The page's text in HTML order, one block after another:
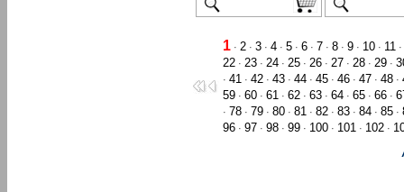
1 · 2 · 3 · 4 · 5 · 6 · 7 · 8 · 9 · 10 · 11 ·
22 · 23 · 24 · 25 · 26 · 27 · 28 · 29 ·
· 41 · 42 · 43 · 44 · 45 · 46 · 47 · 48 ·
59 · 60 · 61 · 62 · 63 · 64 · 65 · 66 ·
· 78 · 79 · 80 · 81 · 82 · 83 · 84 · 85 ·
96 · 97 · 98 · 99 · 100 · 101 · 102 ·